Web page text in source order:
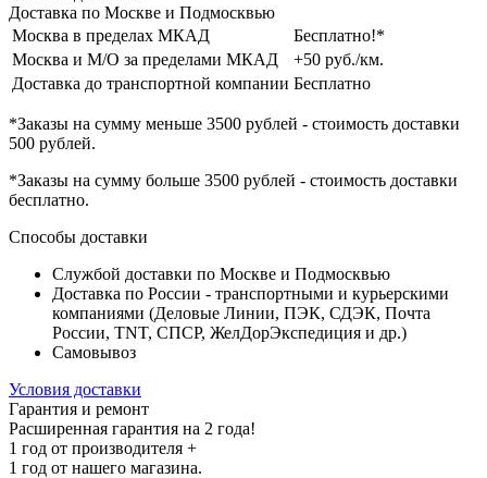
Доставка по Москве и Подмосквью
Москва в пределах МКАД
Бесплатно!*
Москва и М/О за пределами МКАД
+50 руб./км.
Доставка до транспортной компании Бесплатно
*Заказы на сумму меньше 3500 рублей - стоимость доставки
500 рублей.
*Заказы на сумму больше 3500 рублей - стоимость доставки
бесплатно.
Способы доставки
Службой доставки по Москве и Подмосквью
Доставка по России - транспортными и курьерскими
компаниями (Деловые Линии, ПЭК, СДЭК, Почта
России, TNT, СПСР, ЖелДорЭкспедиция и др.)
Самовывоз
Условия доставки
Гарантия и ремонт
Расширенная гарантия на 2 года!
1 год от производителя +
1 год от нашего магазина.